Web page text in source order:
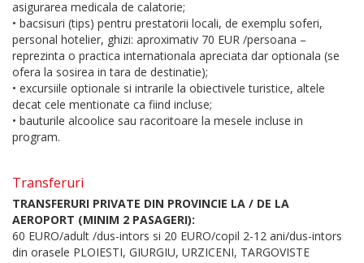
asigurarea medicala de calatorie;
• bacsisuri (tips) pentru prestatorii locali, de exemplu soferi,
personal hotelier, ghizi: aproximativ 70 EUR /persoana –
reprezinta o practica internationala apreciata dar optionala (se
ofera la sosirea in tara de destinatie);
• excursiile optionale si intrarile la obiectivele turistice, altele
decat cele mentionate ca fiind incluse;
• bauturile alcoolice sau racoritoare la mesele incluse in
program.
Transferuri
TRANSFERURI PRIVATE DIN PROVINCIE LA / DE LA
AEROPORT (MINIM 2 PASAGERI):
60 EURO/adult /dus-intors si 20 EURO/copil 2-12 ani/dus-intors
din orasele PLOIESTI, GIURGIU, URZICENI, TARGOVISTE